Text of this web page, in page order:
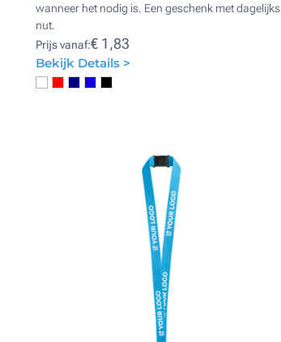
wanneer het nodig is. Een geschenk met dagelijks
nut.
Prijs vanaf:€ 1,83
Bekijk Details >